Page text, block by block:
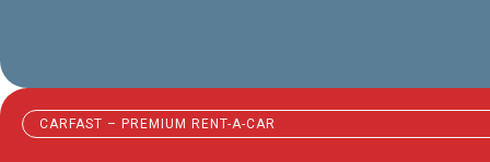
CARFAST – PREMIUM RENT-A-CAR